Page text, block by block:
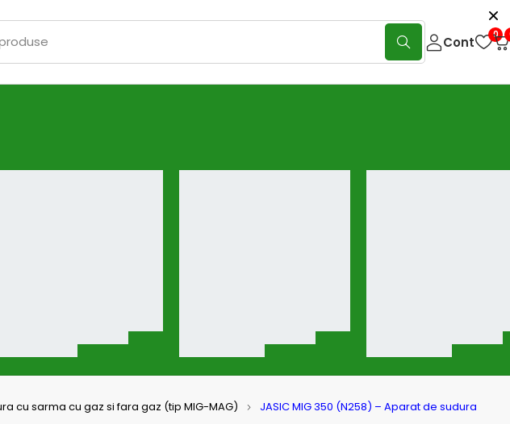
Cont 0
cu sarma cu gaz si fara gaz (tip MIG-MAG)
JASIC MIG 350 (N258) – Aparat de sudura